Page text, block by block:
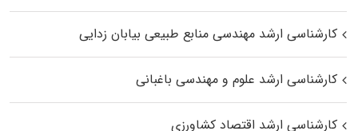
کارشناسی ارشد مهندسی منابع طبیعی بیابان زدایی
کارشناسی ارشد علوم و مهندسی باغبانی
کارشناسی ارشد اقتصاد کشاورزی